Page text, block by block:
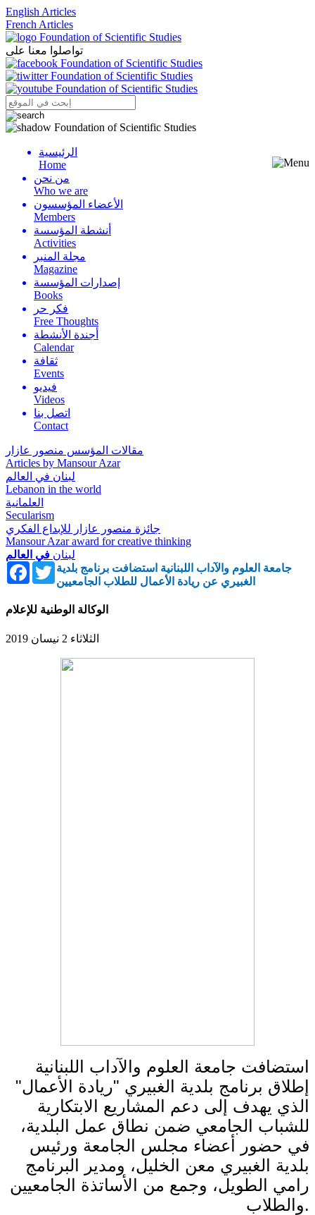
English Articles
French Articles
تواصلوا معنا على
Menu
الرئيسية
Home
من نحن
Who we are
الأعضاء المؤسسون
Members
أنشطة المؤسسة
Activities
مجلة المنبر
Magazine
إصدارات المؤسسة
Books
فكر حر
Free Thoughts
أجندة الأنشطة
Calendar
ثقافة
Events
فيديو
Videos
اتصل بنا
Contact
مقالات المؤسس منصور عازار
Articles by Mansour Azar
لبنان في العالم
Lebanon in the world
العلمانية
Secularism
جائزة منصور عازار للإبداع الفكري
Mansour Azar award for creative thinking
لبنان في العالم
FacebookTwitter
جامعة العلوم والآداب اللبنانية استضافت برنامج بلدية
الغبيري عن ريادة الأعمال للطلاب الجامعيين
الوكالة الوطنية للإعلام
الثلاثاء 2 نيسان 2019
إطلاق برنامج بلدية الغبيري "ريادة الأعمال"
الذي يهدف إلى دعم المشاريع الابتكارية
للشباب الجامعي ضمن نطاق عمل البلدية،
في حضور أعضاء مجلس الجامعة ورئيس
بلدية الغبيري معن الخليل، ومدير البرنامج
رامي الطويل، وجمع من الأساتذة الجامعيين
والطلاب.